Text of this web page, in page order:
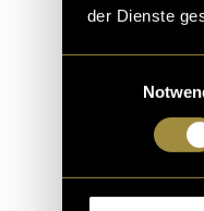
der Dienste